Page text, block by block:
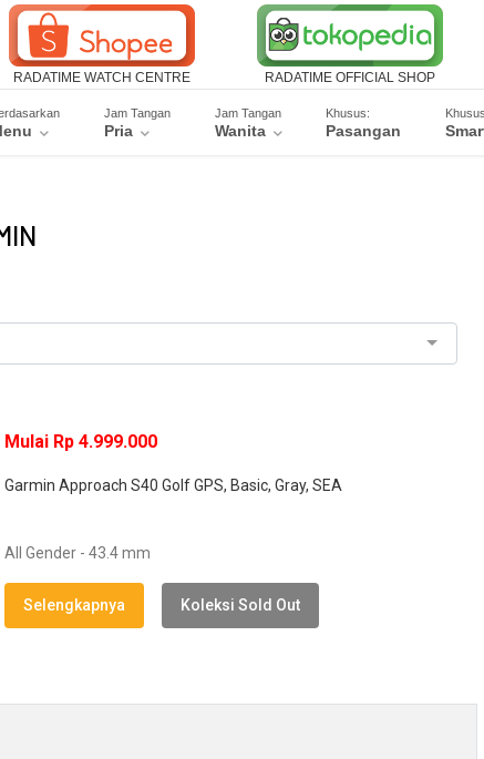
RADATIME WATCH CENTRE RADATIME OFFICIAL SHOP
Jam Tangan
Pria
Jam Tangan
Wanita
Khusus:
Pasangan
Mulai Rp 4.999.000
Garmin Approach S40 Golf GPS, Basic, Gray, SEA
All Gender - 43.4 mm
Selengkapnya Koleksi Sold Out